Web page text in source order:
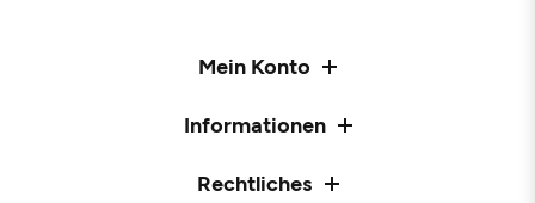
Mein Konto
Informationen
Rechtliches